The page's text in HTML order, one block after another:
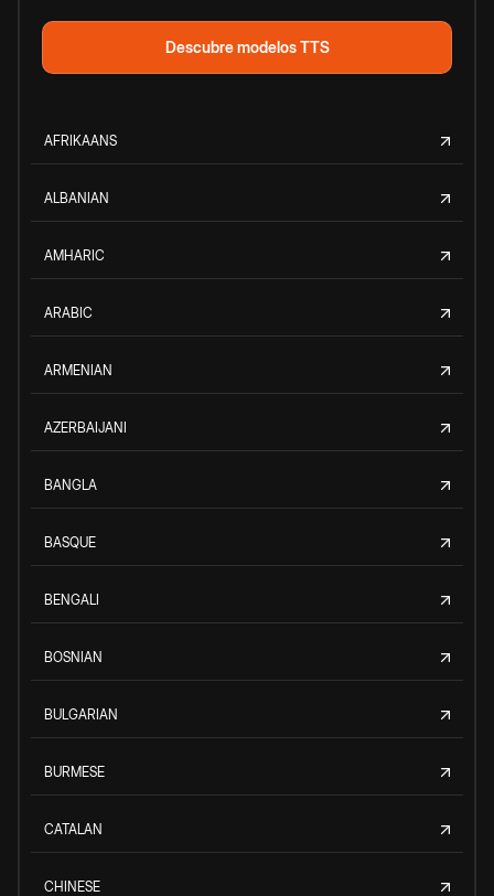
Descubre modelos TTS
AFRIKAANS
ALBANIAN
AMHARIC
ARABIC
ARMENIAN
AZERBAIJANI
BANGLA
BASQUE
BENGALI
BOSNIAN
BULGARIAN
BURMESE
CATALAN
CHINESE